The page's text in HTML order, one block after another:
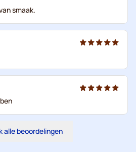
smaak.
alle beoordelingen